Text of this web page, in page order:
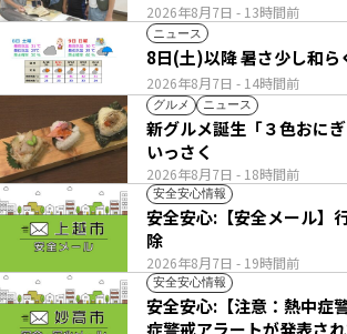
2026年8月7日 - 13時間前
ニュース
2026年8月7日 - 14時間前
8日(土)以降 暑さ
グルメ ニュース
2026年8月7日 - 18時間前
新グルメ誕生「３色おに
いっさく
安全安心情報
2026年8月7日 - 19時間前
安全安心:【安全メール】
除
安全安心情報
安全安心:【注意：熱中症
症警戒アラートが発表され